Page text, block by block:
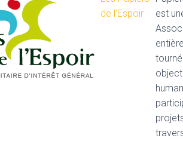
de l'Espoir
est